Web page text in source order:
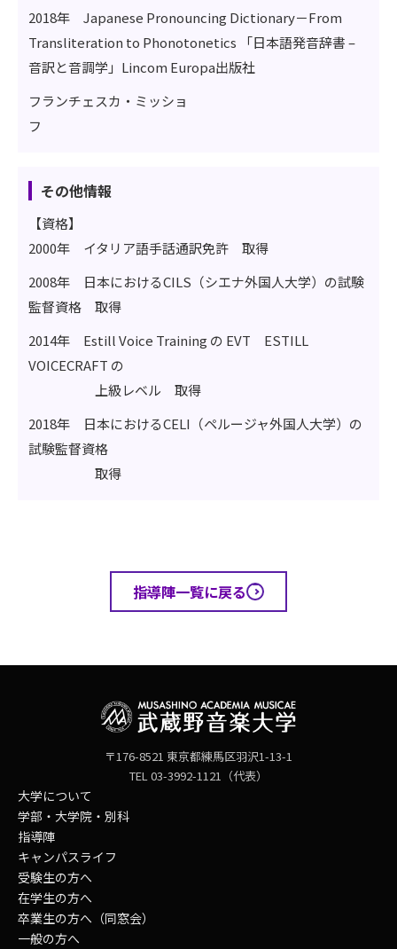
2018年 Japanese Pronouncing Dictionary－From
Transliteration to Phonotonetics 「日本語発音辞書 –
音訳と音調学」Lincom Europa出版社
フランチェスカ・ミッショ
フ
その他情報
【資格】
2000年 イタリア語手話通訳免許 取得
2008年 日本におけるCILS（シエナ外国人大学）の試験
監督資格 取得
2014年 Estill Voice Training の EVT ESTILL
VOICECRAFT の
上級レベル 取得
2018年 日本におけるCELI（ペルージャ外国人大学）の
試験監督資格
取得
指導陣一覧に戻る
〒176-8521 東京都練馬区羽沢1-13-1
TEL 03-3992-1121（代表）
大学について
学部・大学院・別科
指導陣
キャンパスライフ
受験生の方へ
在学生の方へ
卒業生の方へ（同窓会）
一般の方へ